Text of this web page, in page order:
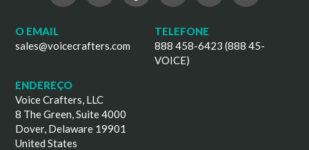
O EMAIL
sales@voicecrafters.com
TELEFONE
888 458-6423 (888 45-
VOICE)
ENDEREÇO
Voice Crafters, LLC
8 The Green, Suite 4000
Dover, Delaware 19901
United States